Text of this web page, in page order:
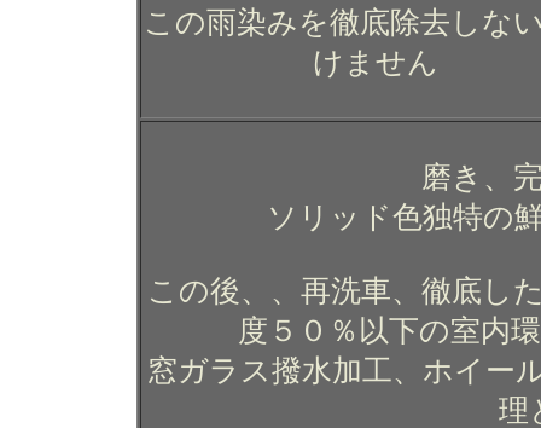
この雨染みを徹底除去しな
けません
磨き、
ソリッド色独特の
この後、、再洗車、徹底し
度５０％以下の室内
窓ガラス撥水加工、ホイー
理